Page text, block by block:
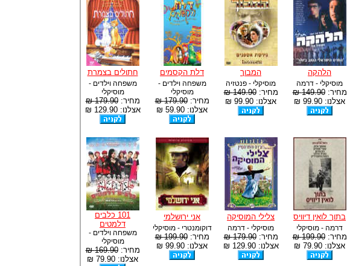
הלהקה
מוסיקלי - דרמה
מחיר:149.90 ₪
אצלנו: 99.90 ₪
המבוך
מוסיקלי - פנטזיה
מחיר:149.90 ₪
אצלנו: 99.90 ₪
דלת הקסמים
משפחה וילדים -
מוסיקלי
מחיר:179.90 ₪
אצלנו: 59.90 ₪
חתולים בצמרת
משפחה וילדים -
מוסיקלי
מחיר:179.90 ₪
אצלנו: 129.90 ₪
בתוך לואין דיוויס
דרמה - מוסיקלי
מחיר:199.90 ₪
אצלנו: 79.90 ₪
צלילי המוסיקה
מוסיקלי - דרמה
מחיר:179.90 ₪
אצלנו: 129.90 ₪
אני ירושלמי
דוקומנטרי - מוסיקלי
מחיר:199.90 ₪
אצלנו: 99.90 ₪
101 כלבים
דלמטים
משפחה וילדים -
מוסיקלי
מחיר:169.90 ₪
אצלנו: 79.90 ₪